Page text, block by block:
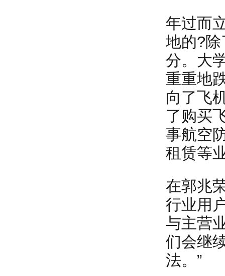
年过而
地的?
分。大
重重地
向了飞
了购买
事航空
租赁等
在郭兆
行业用
与主营
们会继
法。”